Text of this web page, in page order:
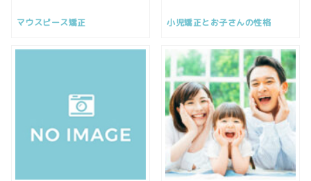
マウスピース矯正 小児矯正とお子さんの性格